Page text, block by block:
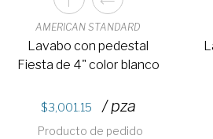
AMERICAN STANDARD
Lavabo con pedestal
Fiesta de 4" color blanco
3,001.15 / pza
Producto de pedido